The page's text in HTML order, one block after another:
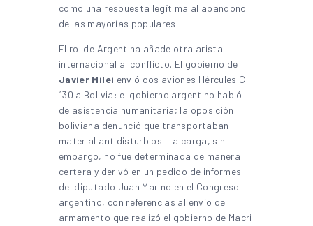
como una respuesta legítima al abandono
de las mayorías populares.
El rol de Argentina añade otra arista
internacional al conflicto. El gobierno de
Javier Milei envió dos aviones Hércules C-
130 a Bolivia: el gobierno argentino habló
de asistencia humanitaria; la oposición
boliviana denunció que transportaban
material antidisturbios. La carga, sin
embargo, no fue determinada de manera
certera y derivó en un pedido de informes
del diputado Juan Marino en el Congreso
argentino, con referencias al envío de
armamento que realizó el gobierno de Macri